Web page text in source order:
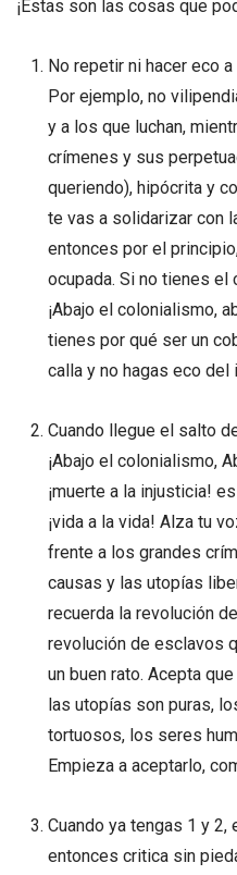
¡Estas son las cosas que
No repetir ni hacer eco
Por ejemplo, no
y a los que luchan,
crímenes y sus
queriendo), hipócrita y
te vas a solidarizar con
entonces por el
ocupada. Si no tienes el
¡Abajo el colonialismo,
tienes por qué ser un
calla y no hagas eco del
Cuando llegue el salto
¡Abajo el colonialismo,
¡muerte a la injusticia!
¡vida a la vida! Alza tu
frente a los grandes
causas y las utopías
recuerda la revolución
revolución de esclavos
un buen rato. Acepta
las utopías son puras,
tortuosos, los seres
Empieza a aceptarlo,
Cuando ya tengas 1 y 2,
entonces critica sin